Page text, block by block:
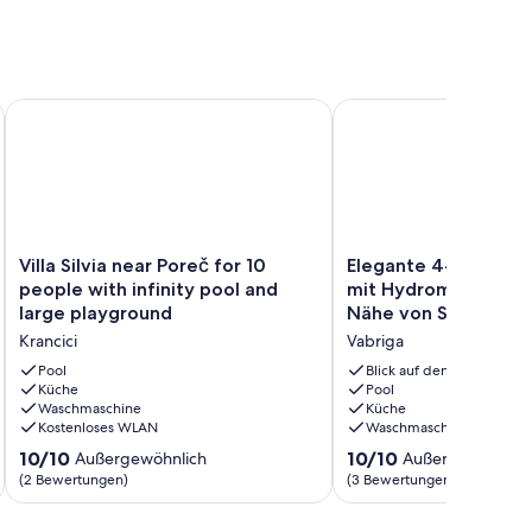
4 BäderBillardtisch, Tischtennis.
Villa
Silvia
near
Poreč
for
10
people
with
infinity
pool
and
large
Villa Silvia near Poreč for 10
people with infinity pool and
large playground
Krancici
Pool
Küche
Waschmaschine
Kostenloses WLAN
10.0
von
10,
10/10 Außergewöhnlich
(2 Bewertungen)
Villa Silvia near Poreč for 10 people with infinity pool and
Elegante
4-
Schlafzimmer-
Villa
mit
Hydromassage-
Pool,
in
der
Nähe
von
Stränden
Elegante 4-
mit Hydromassage-
Nähe von Stränden
Vabriga
Blick auf den Ozean
Pool
Küche
Waschmaschine
10.0
von
10,
10/10
(3 Bewertungen)
Elegante 4-